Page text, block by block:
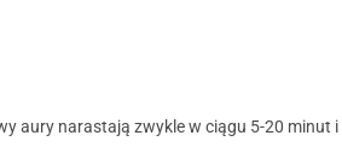
aury narastają zwykle w ciągu 5-20 minut